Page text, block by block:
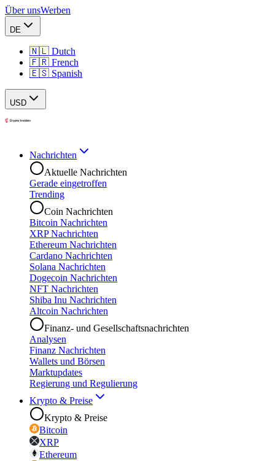
Über unsWerben
DE
🇳🇱 Dutch
🇫🇷 French
🇪🇸 Spanish
USD
Nachrichten
Aktuelle Nachrichten
Gerade eingetroffen
Trending
Coin Nachrichten
Bitcoin Nachrichten
XRP Nachrichten
Ethereum Nachrichten
Cardano Nachrichten
Solana Nachrichten
Dogecoin Nachrichten
NFT Nachrichten
Shiba Inu Nachrichten
Altcoin Nachrichten
Finanz- und Gesellschaftsnachrichten
Analysen
Finanz Nachrichten
Wallets und Börsen
Marktupdates
Regierung und Regulierung
Krypto & Preise
Krypto & Preise
Bitcoin
XRP
Ethereum